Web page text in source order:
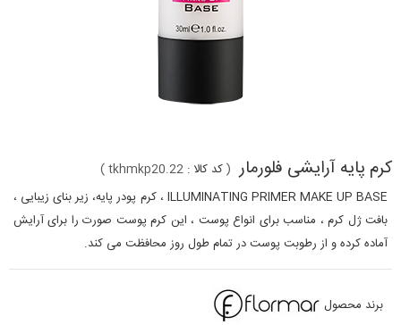
کرم پایه آرایشی فلورمار (کد کالا : tkhmkp20.22
)
ILLUMINATING PRIMER MAKE UP BASE ، کرم پودر پایه، زیر بنای زیبایی ،
بافت ژل كرم ، مناسب برای انواع پوست ، این کرم پوست صورت را برای آرایش
آماده کرده و از رطوبت پوست در تمام طول روز محافظت می کند.
برند محصول